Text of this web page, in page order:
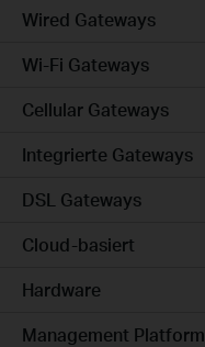
Wired Gateways
Wi-Fi Gateways
Cellular Gateways
Integrierte Gateways
DSL Gateways
Cloud-basiert
Hardware
Management Platform